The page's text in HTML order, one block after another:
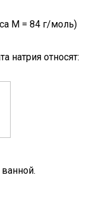
M = 84 г/моль)
натрия относят: